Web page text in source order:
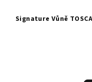
Signature Vůně